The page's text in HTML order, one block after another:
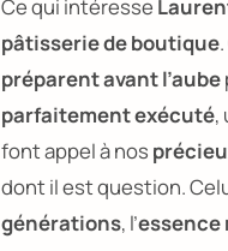
Ce qui intéresse
pâtisserie de boutique
préparent avant l’aube
parfaitement exécuté,
font appel à nos
dont il est question.
générations, l’essence